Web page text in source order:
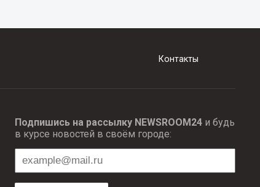
Контакты
Подпишись на рассылку NEWSROOM24и будь
в курсе новостей в своём городе: